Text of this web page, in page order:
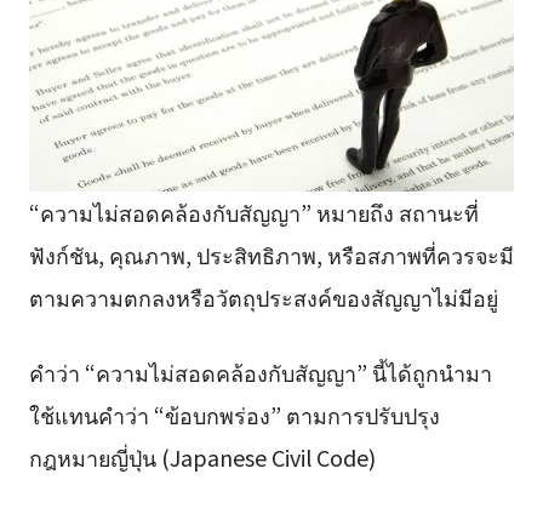
“ความไม่สอดคล้องกับสัญญา” หมายถึง สถานะที่
ฟังก์ชัน, คุณภาพ, ประสิทธิภาพ, หรือสภาพที่ควรจะมี
ตามความตกลงหรือวัตถุประสงค์ของสัญญาไม่มีอยู่
คำว่า “ความไม่สอดคล้องกับสัญญา” นี้ได้ถูกนำมา
ใช้แทนคำว่า “ข้อบกพร่อง” ตามการปรับปรุง
กฎหมายญี่ปุ่น (Japanese Civil Code)